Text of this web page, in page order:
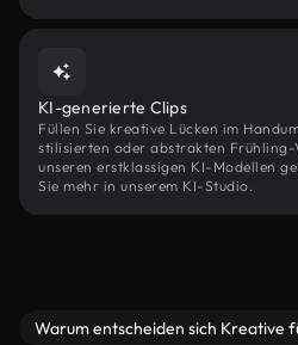
KI-generierte Clips
Füllen Sie kreative Lücken im
stilisierten oder abstrakten Frühling-
unseren erstklassigen KI-Modellen
Sie mehr in unserem KI-Studio.
Warum entscheiden sich Kreative